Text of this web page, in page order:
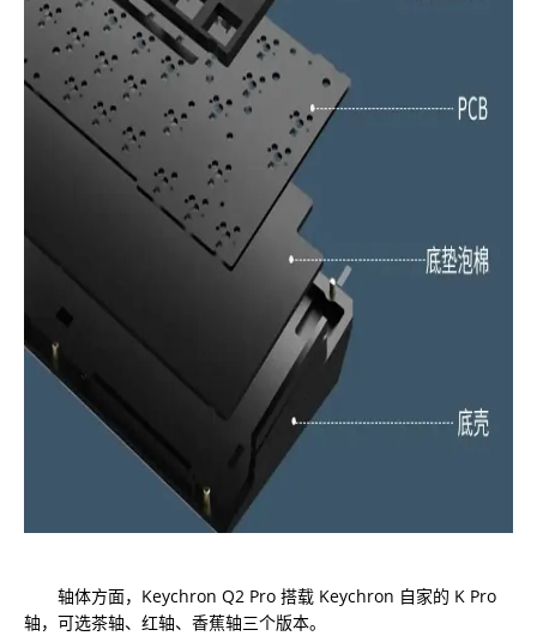
轴体方面，Keychron Q2 Pro 搭载 Keychron 自家的 K Pro
轴，可选茶轴、红轴、香蕉轴三个版本。